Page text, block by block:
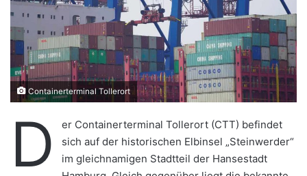
-
M
a
l
Containerterminal Tollerort
D
er Containerterminal Tollerort (CTT) befindet
sich auf der historischen Elbinsel „Steinwerder“
im gleichnamigen Stadtteil der Hansestadt